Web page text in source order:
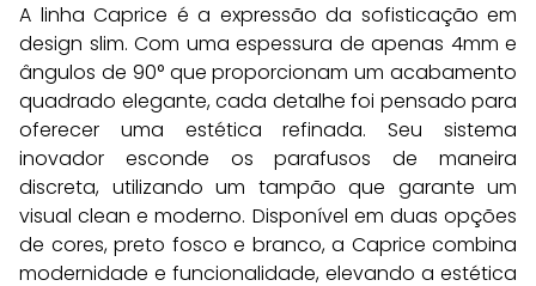
A linha Caprice é a expressão da sofisticação em
design slim. Com uma espessura de apenas 4mm e
ângulos de 90° que proporcionam um acabamento
quadrado elegante, cada detalhe foi pensado para
oferecer uma estética refinada. Seu sistema
inovador esconde os parafusos de maneira
discreta, utilizando um tampão que garante um
visual clean e moderno. Disponível em duas opções
de cores, preto fosco e branco, a Caprice combina
modernidade e funcionalidade, elevando a estética